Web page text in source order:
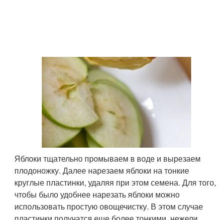
Яблоки тщательно промываем в воде и вырезаем
плодоножку. Далее нарезаем яблоки на тонкие
круглые пластинки, удаляя при этом семена. Для того,
чтобы было удобнее нарезать яблоки можно
использовать простую овощечистку. В этом случае